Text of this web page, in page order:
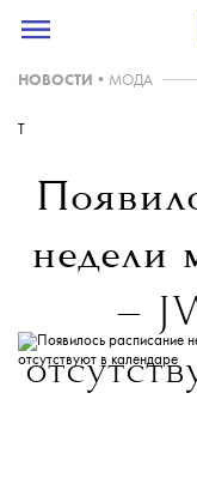
НОВОСТИ • МОДА
T
недели
—